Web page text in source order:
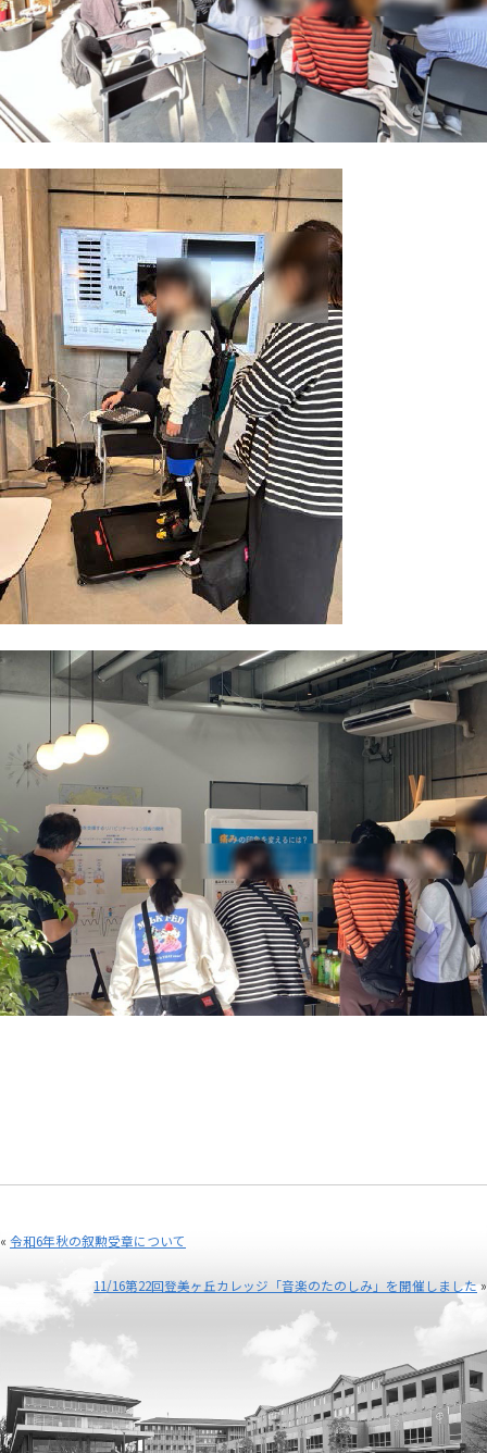
« 令和6年秋の叙勲受章について
11/16第22回登美ヶ丘カレッジ「音楽のたのしみ」を開催しました »